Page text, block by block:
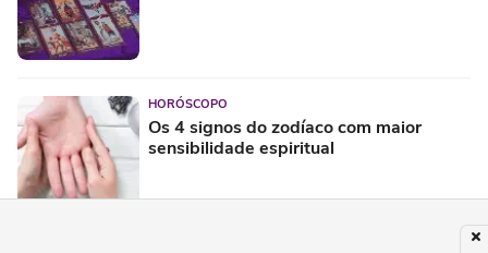
HORÓSCOPO
Os 4 signos do zodíaco com maior
sensibilidade espiritual